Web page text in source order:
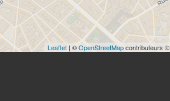
Leaflet| ©OpenStreetMapcontributeurs ©